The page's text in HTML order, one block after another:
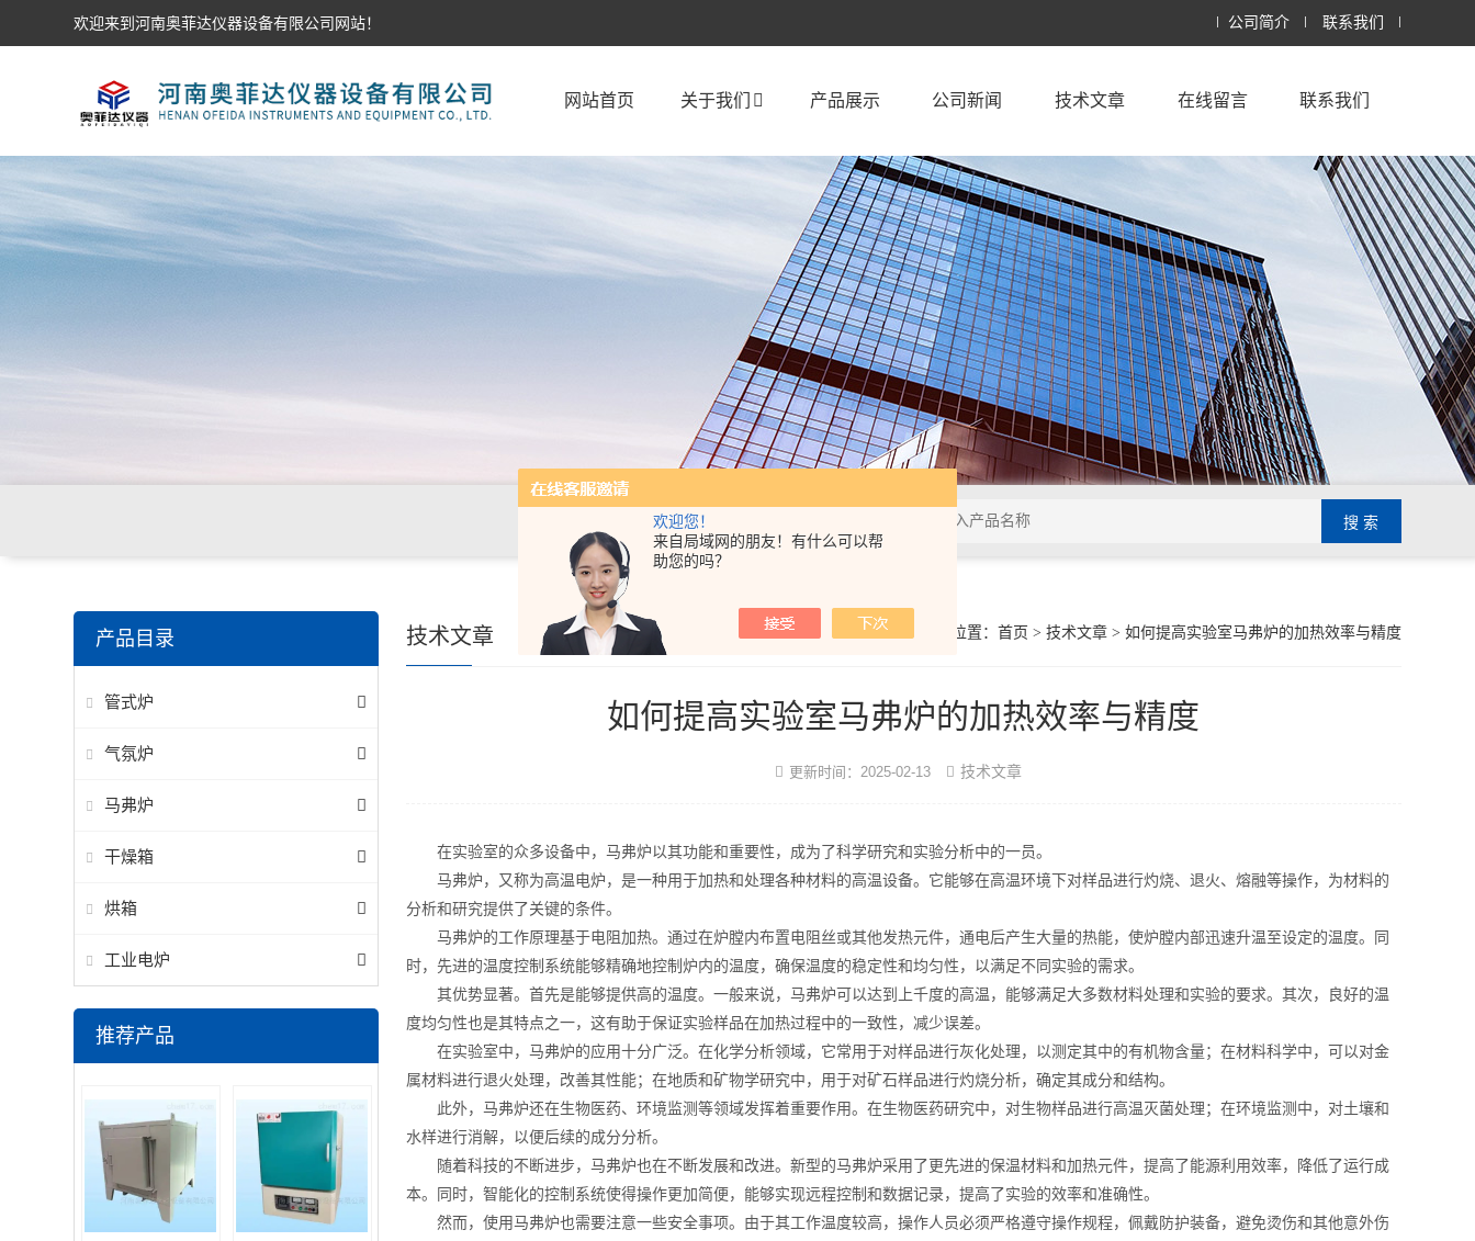
欢迎您！
来自局域网的朋友！有什么可以帮
助您的吗？
欢迎来到河南奥菲达仪器设备有限公司网站！ 公司简介 联系我们
网站首页 关于我们 产品展示 公司新闻 技术文章 在线留言 联系我们
你的位置： 首页 > 技术文章> 如何提高实验室马弗炉的加热效率与精度
技术文章
如何提高实验室马弗炉的加热效率与精度
更新时间：2025-02-13 技术文章
在实验室的众多设备中，马弗炉以其功能和重要性，成为了科学研究和实验分析中的一员。
马弗炉，又称为高温电炉，是一种用于加热和处理各种材料的高温设备。它能够在高温环境下对样品进行灼烧、退火、熔融等操作，为材料的
分析和研究提供了关键的条件。
马弗炉的工作原理基于电阻加热。通过在炉膛内布置电阻丝或其他发热元件，通电后产生大量的热能，使炉膛内部迅速升温至设定的温度。同
时，先进的温度控制系统能够精确地控制炉内的温度，确保温度的稳定性和均匀性，以满足不同实验的需求。
其优势显著。首先是能够提供高的温度。一般来说，马弗炉可以达到上千度的高温，能够满足大多数材料处理和实验的要求。其次，良好的温
度均匀性也是其特点之一，这有助于保证实验样品在加热过程中的一致性，减少误差。
在实验室中，马弗炉的应用十分广泛。在化学分析领域，它常用于对样品进行灰化处理，以测定其中的有机物含量；在材料科学中，可以对金
属材料进行退火处理，改善其性能；在地质和矿物学研究中，用于对矿石样品进行灼烧分析，确定其成分和结构。
此外，马弗炉还在生物医药、环境监测等领域发挥着重要作用。在生物医药研究中，对生物样品进行高温灭菌处理；在环境监测中，对土壤和
水样进行消解，以便后续的成分分析。
随着科技的不断进步，马弗炉也在不断发展和改进。新型的马弗炉采用了更先进的保温材料和加热元件，提高了能源利用效率，降低了运行成
本。同时，智能化的控制系统使得操作更加简便，能够实现远程控制和数据记录，提高了实验的效率和准确性。
然而，使用马弗炉也需要注意一些安全事项。由于其工作温度较高，操作人员必须严格遵守操作规程，佩戴防护装备，避免烫伤和其他意外伤
产品目录
管式炉
气氛炉
马弗炉
干燥箱
烘箱
工业电炉
推荐产品